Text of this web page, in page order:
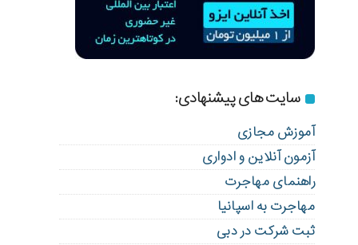
سایت های پیشنهادی:
آموزش مجازی
آزمون آنلاین و ادواری
راهنمای مهاجرت
مهاجرت به اسپانیا
ثبت شرکت در دبی